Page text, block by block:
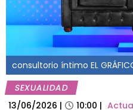
consultorio íntimo EL
SEXUALIDAD
13/06/2026 | 10:00 |